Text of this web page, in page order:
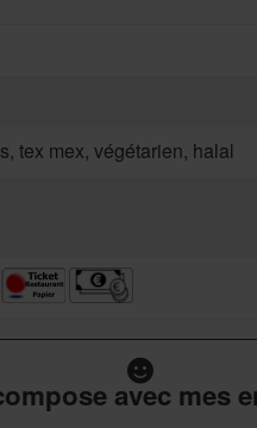
tex mex, végétarien, halal
avec mes